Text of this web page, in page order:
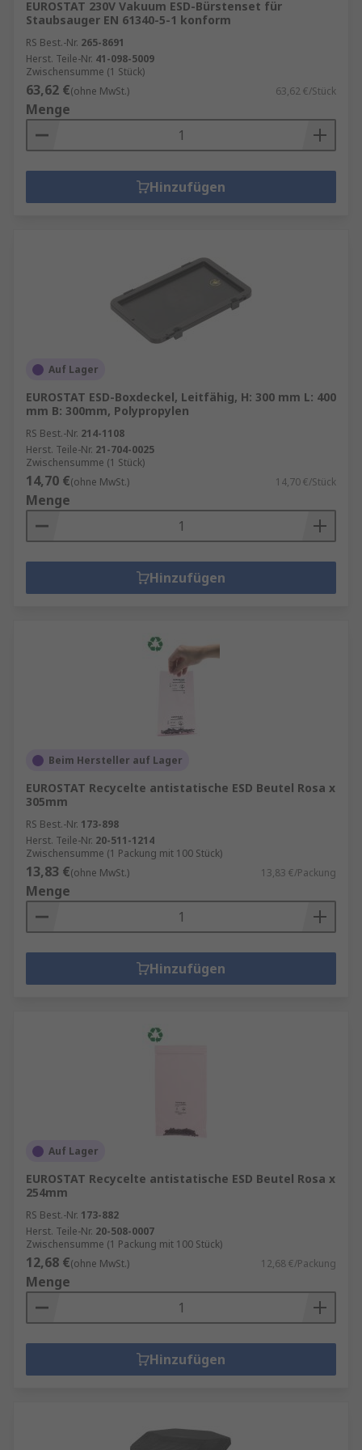
EUROSTAT 230V Vakuum ESD-Bürstenset für
Staubsauger EN 61340-5-1 konform
RS Best.-Nr. 265-8691
Herst. Teile-Nr. 41-098-5009
Zwischensumme (1 Stück)
63,62 €(ohne MwSt.) 63,62 €/Stück
Menge
Hinzufügen
Auf Lager
EUROSTAT ESD-Boxdeckel, Leitfähig, H: 300 mm L: 400
mm B: 300mm, Polypropylen
RS Best.-Nr. 214-1108
Herst. Teile-Nr. 21-704-0025
Zwischensumme (1 Stück)
14,70 €(ohne MwSt.) 14,70 €/Stück
Menge
Hinzufügen
Beim Hersteller auf Lager
EUROSTAT Recycelte antistatische ESD Beutel Rosa x
305mm
RS Best.-Nr. 173-898
Herst. Teile-Nr. 20-511-1214
Zwischensumme (1 Packung mit 100 Stück)
13,83 €(ohne MwSt.) 13,83 €/Packung
Menge
Hinzufügen
Auf Lager
EUROSTAT Recycelte antistatische ESD Beutel Rosa x
254mm
RS Best.-Nr. 173-882
Herst. Teile-Nr. 20-508-0007
Zwischensumme (1 Packung mit 100 Stück)
12,68 €(ohne MwSt.) 12,68 €/Packung
Menge
Hinzufügen